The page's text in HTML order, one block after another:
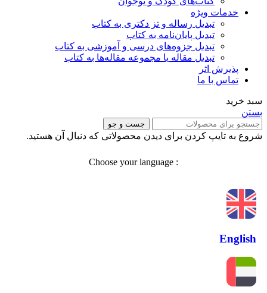
خدمات ویژه
تبدیل رساله و تز دکتری به کتاب
تبدیل پایان‌نامه به کتاب
تبدیل جزوه‌های درسی و آموزشی به کتاب
تبدیل مقاله یا مجموعه مقاله‌ها به کتاب
پذیرش اثر
تماس با ما
سبد خرید
بستن
جست و جو
شروع به تایپ کردن برای دیدن محصولاتی که دنبال آن هستید.
: Choose your language
English